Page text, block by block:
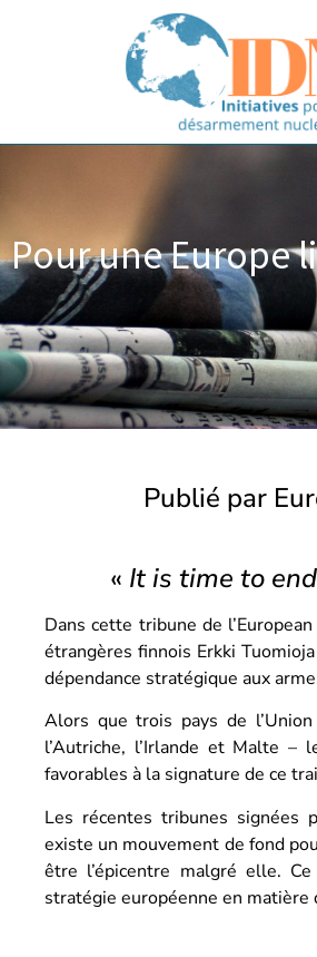
Pour une Europe
Publié par
« It is time to
Dans cette tribune de
étrangères finnois Erkki
dépendance stratégique aux
Alors que trois pays de
l’Autriche, l’Irlande et Malte
favorables à la signature de ce
Les récentes tribunes signées
existe un mouvement de fond
être l’épicentre malgré elle.
stratégie européenne en matière